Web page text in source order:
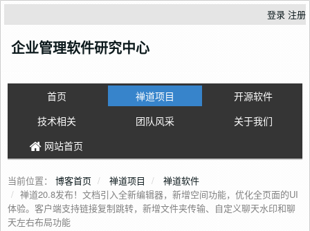
登录 注册
企业管理软件研究中心
首页 禅道项目
开源软件
技术相关
团队风采
关于我们
网站首页
当前位置： 博客首页 禅道项目
禅道软件
禅道20.8发布！文档引入全新编辑器，新增空间功能，优化全页面的UI
体验。客户端支持链接复制跳转，新增文件夹传输、自定义聊天水印和聊
天左右布局功能